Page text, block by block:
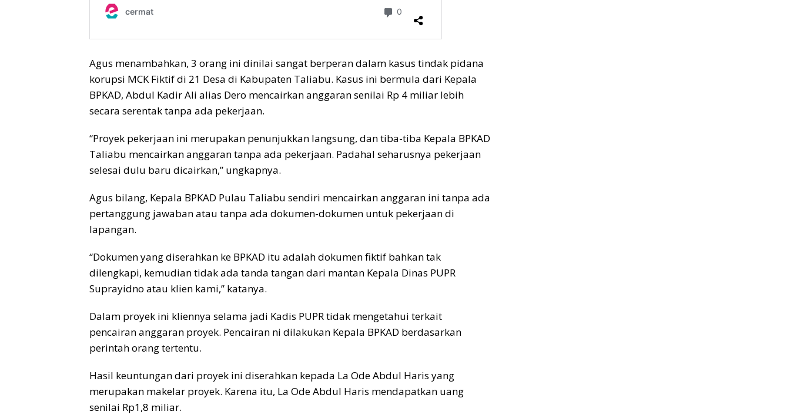
Agus menambahkan, 3 orang ini dinilai sangat berperan dalam kasus tindak pidana
korupsi MCK Fiktif di 21 Desa di Kabupaten Taliabu. Kasus ini bermula dari Kepala
BPKAD, Abdul Kadir Ali alias Dero mencairkan anggaran senilai Rp 4 miliar lebih
secara serentak tanpa ada pekerjaan.
“Proyek pekerjaan ini merupakan penunjukkan langsung, dan tiba-tiba Kepala BPKAD
Taliabu mencairkan anggaran tanpa ada pekerjaan. Padahal seharusnya pekerjaan
selesai dulu baru dicairkan,” ungkapnya.
Agus bilang, Kepala BPKAD Pulau Taliabu sendiri mencairkan anggaran ini tanpa ada
pertanggung jawaban atau tanpa ada dokumen-dokumen untuk pekerjaan di
lapangan.
“Dokumen yang diserahkan ke BPKAD itu adalah dokumen fiktif bahkan tak
dilengkapi, kemudian tidak ada tanda tangan dari mantan Kepala Dinas PUPR
Suprayidno atau klien kami,” katanya.
Dalam proyek ini kliennya selama jadi Kadis PUPR tidak mengetahui terkait
pencairan anggaran proyek. Pencairan ni dilakukan Kepala BPKAD berdasarkan
perintah orang tertentu.
Hasil keuntungan dari proyek ini diserahkan kepada La Ode Abdul Haris yang
merupakan makelar proyek. Karena itu, La Ode Abdul Haris mendapatkan uang
senilai Rp1,8 miliar.